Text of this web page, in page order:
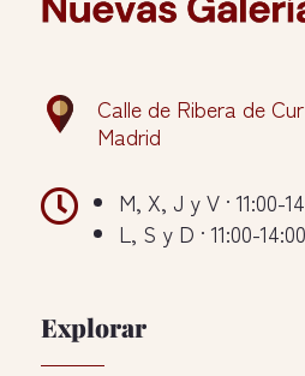
Calle de Ribera de
Madrid

M, X, J y V · 11:00-
L, S y D · 11:00-14:00
Explorar